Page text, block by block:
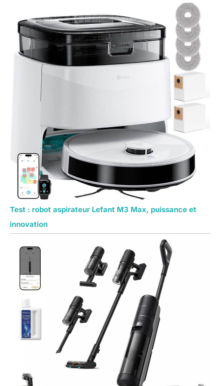
Test : robot aspirateur Lefant M3 Max, puissance et
innovation